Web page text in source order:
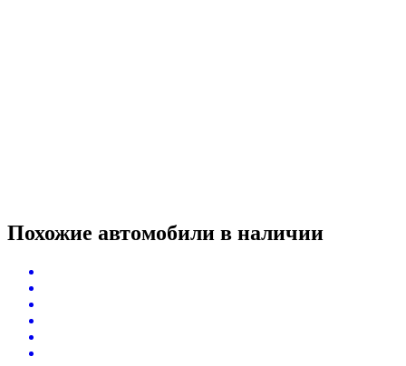
Похожие автомобили в наличии